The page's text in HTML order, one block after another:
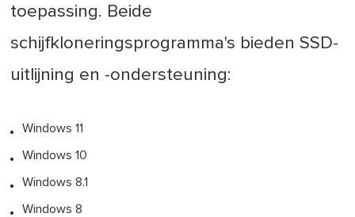
toepassing. Beide
schijfkloneringsprogramma's bieden SSD-
uitlijning en -ondersteuning:
Windows 11
Windows 10
Windows 8.1
Windows 8